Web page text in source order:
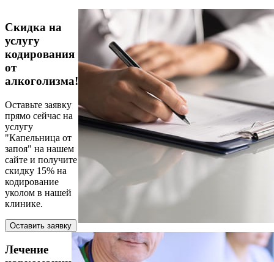
Скидка на
услугу
кодирования
от
алкоголизма!
Оставьте заявку
прямо сейчас на
услугу
"Капельница от
запоя" на нашем
сайте и получите
скидку 15% на
кодирование
уколом в нашей
клинике.
Оставить заявку
Лечение